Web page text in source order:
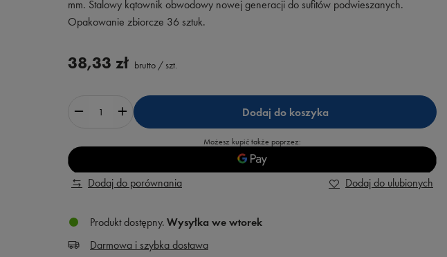
mm. Stalowy kątownik obwodowy nowej generacji do sufitów podwieszanych.
Opakowanie zbiorcze 36 sztuk.
38,33 zł brutto / szt.
Dodaj do koszyka
Możesz kupić także poprzez:
Dodaj do porównania Dodaj do ulubionych
Produkt dostępny Wysyłka we wtorek
Darmowa i szybka dostawa